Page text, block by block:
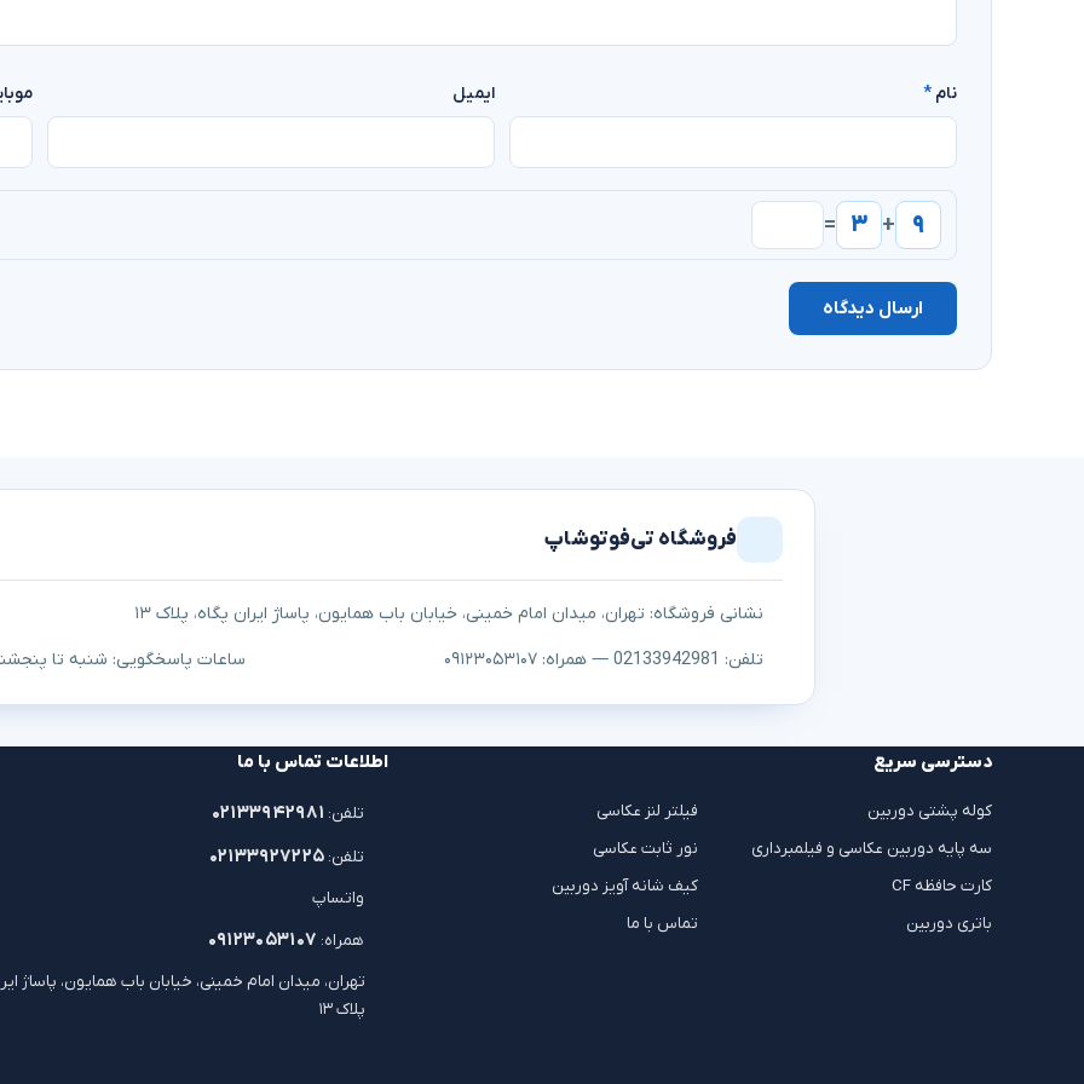
نام * ایمیل
۹ + ۳ =
ارسال دیدگاه
فروشگاه تی‌فوتوشاپ
نشانی فروشگاه: تهران، میدان امام خمینی، خیابان باب همایون، پاساژ ایران پگاه، پلاک ۱۳
تلفن: 02133942981 — همراه: ۰۹۱۲۳۰۵۳۱۰۷
ساعات پاسخگویی: شنبه تا پنجشنبه ۱۰ صبح تا
دسترسی سریع
کوله پشتی دوربین
فیلتر لنز عکاسی
سه پایه دوربین عکاسی و فیلمبرداری
نور ثابت عکاسی
کارت حافظه CF
کیف شانه آویز دوربین
باتری دوربین
تماس با ما
اطلاعات تماس با ما
تلفن: ۰۲۱۳۳۹۴۲۹۸۱
تلفن: ۰۲۱۳۳۹۲۷۲۲۵
واتساپ
همراه: ۰۹۱۲۳۰۵۳۱۰۷
تهران، میدان امام خمینی، خیابان باب همایون، پاساژ
پلاک ۱۳